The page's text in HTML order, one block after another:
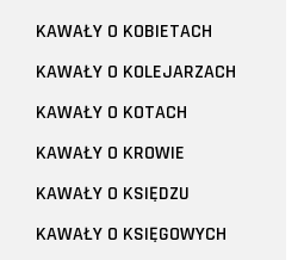
KAWAŁY O KOBIETACH
KAWAŁY O KOLEJARZACH
KAWAŁY O KOTACH
KAWAŁY O KROWIE
KAWAŁY O KSIĘDZU
KAWAŁY O KSIĘGOWYCH